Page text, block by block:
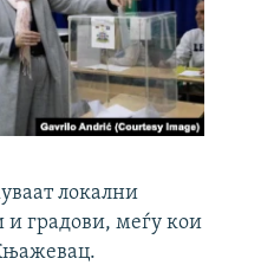
локални
и градови, меѓу кои